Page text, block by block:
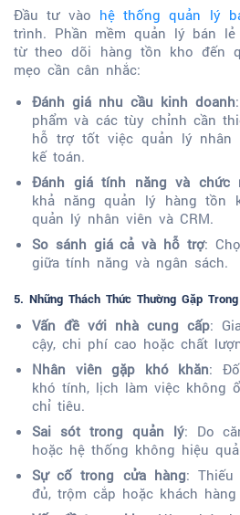
Đầu tư vào hệ thống quản lý
trình. Phần mềm quản lý bán
từ theo dõi hàng tồn kho đến
mẹo cần cân nhắc:
Đánh giá nhu cầu kinh doanh
phẩm và các tùy chỉnh cần
hỗ trợ tốt việc quản lý nhân
kế toán.
Đánh giá tính năng và chức
khả năng quản lý hàng tồn
quản lý nhân viên và CRM.
So sánh giá cả và hỗ trợ:
giữa tính năng và ngân sách.
5. Những Thách Thức Thường Gặp
Vấn đề với nhà cung cấp:
cậy, chi phí cao hoặc chất
Nhân viên gặp khó khăn:
khó tính, lịch làm việc không
chỉ tiêu.
Sai sót trong quản lý: Do
hoặc hệ thống không hiệu
Sự cố trong cửa hàng: Thiếu
đủ, trộm cắp hoặc khách